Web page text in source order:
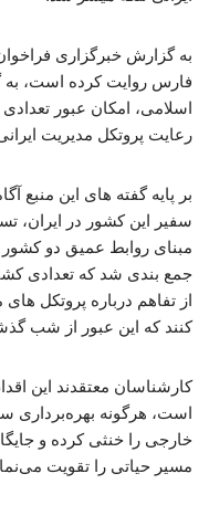
به گزارش خبرگزاری
فارس روایت کرده است، به
اسلامی، امکان عبور
رعایت پروتکل مدیریت
بر پایه گفته های این منبع
سفیر این کشور در ایران،
مبنای روابط عمیق دو
جمع بندی شد که تعدادی
از تفاهم درباره پروتکل
کنند که این عبور از شب
کارشناسان معتقدند این
است، هرگونه بهره‌برداری
خارجی را خنثی کرده و
مسیر حیاتی را تقویت